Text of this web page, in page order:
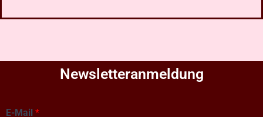
Newsletteranmeldung
E-Mail *